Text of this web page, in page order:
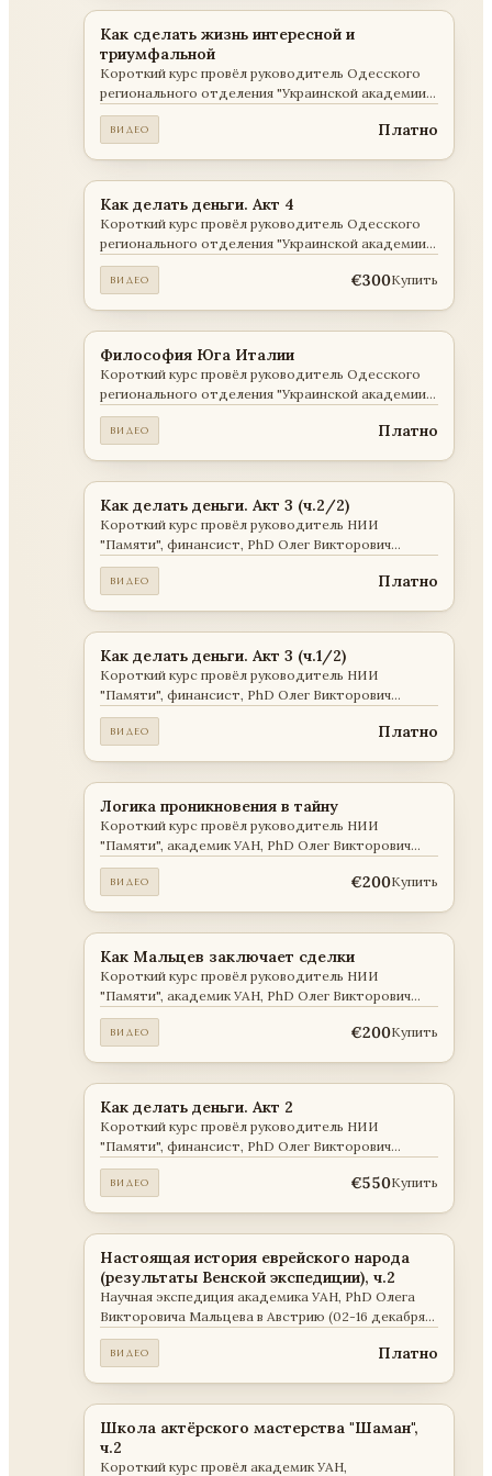
Сделки. Организация долговременного
сотрудничества " . №8 (22.01.2021, 112 мин) : "
Интервал - Овен "
собой в творческом процессе переживания»
(искусство представления, искусство
переживания и др.) в сравнении с результатами
исследований и методиками академиков
Григория Семеновича Попова и Алексея
Самуиловича Яковлева. Программа курса (13
лекций): " Наука НОРМА и система
Станиславского "
Как сделать жизнь интересной и
триумфальной
Короткий курс провёл руководитель Одесского
регионального отделения "Украинской академии
наук", доктор философии Олег Викторович
Мальцев . Программа курса (10 лекций): " Как
ВИДЕО Платно
Как делать деньги. Акт 4
Короткий курс провёл руководитель Одесского
регионального отделения "Украинской академии
наук", доктор философии Олег Викторович
Мальцев . Программа курса " Как делать деньги.
ВИДЕО €300Купить
Философия Юга Италии
Короткий курс провёл руководитель Одесского
регионального отделения "Украинской академии
наук", доктор философии Олег Викторович
Мальцев . Программа курса (10 лекций): "
ВИДЕО Платно
Как делать деньги. Акт 3 (ч.2/2)
Короткий курс провёл руководитель НИИ
"Памяти", финансист, PhD Олег Викторович
Мальцев . Содержание курса описано на сайте
"Академии прикладных наук" Занятие: 11-21
ВИДЕО Платно
Как делать деньги. Акт 3 (ч.1/2)
Короткий курс провёл руководитель НИИ
"Памяти", финансист, PhD Олег Викторович
Мальцев . Содержание курса описано на сайте
"Академии прикладных наук" Занятие: 1-10
ВИДЕО Платно
Логика проникновения в тайну
Короткий курс провёл руководитель НИИ
"Памяти", академик УАН, PhD Олег Викторович
Мальцев . Содержание курса описано на сайте
"Академии прикладных наук"
ВИДЕО €200Купить
Как Мальцев заключает сделки
Короткий курс провёл руководитель НИИ
"Памяти", академик УАН, PhD Олег Викторович
Мальцев . Содержание курса описано на сайте
"Академии прикладных наук"
ВИДЕО €200Купить
Как делать деньги. Акт 2
Короткий курс провёл руководитель НИИ
"Памяти", финансист, PhD Олег Викторович
Мальцев . Содержание курса описано на сайте
"Академии прикладных наук" Занятие: 1-16
ВИДЕО €550Купить
Настоящая история еврейского народа
(результаты Венской экспедиции), ч.2
Научная экспедиция академика УАН, PhD Олега
Викторовича Мальцева в Австрию (02-16 декабря
2016 года). День: 7-11
ВИДЕО Платно
Школа актёрского мастерства "Шаман",
ч.2
Короткий курс провёл академик УАН,